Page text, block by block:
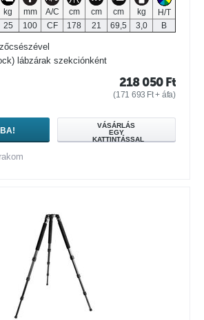
kg mm A/C cm cm cm kg
H/T
25
100 CF 178 21 69,5 3,0 B
lábzárak szekciónként
218 050 Ft
(171 693 Ft+ áfa)
VÁSÁRLÁS
EGY
KATTINTÁSSAL